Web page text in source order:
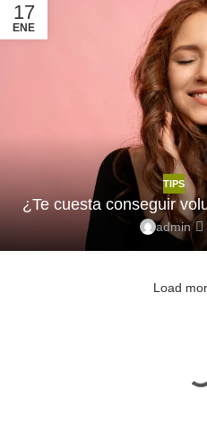
17
ENE
TIPS
¿Te cuesta conseguir
admin
Load